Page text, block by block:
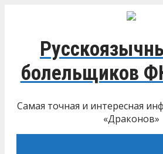
болельщиков
Самая точная и интересная
«Драконов»